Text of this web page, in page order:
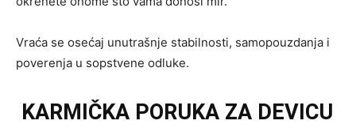
Vraća se osećaj unutrašnje stabilnosti, samopouzdanja i
poverenja u sopstvene odluke.
KARMIČKA PORUKA ZA DEVICU